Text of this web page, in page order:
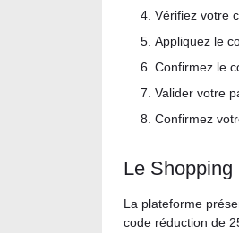
Vérifiez votre
Appliquez le
Confirmez le
Valider votre
Confirmez
Le
La plateforme
code réduction de